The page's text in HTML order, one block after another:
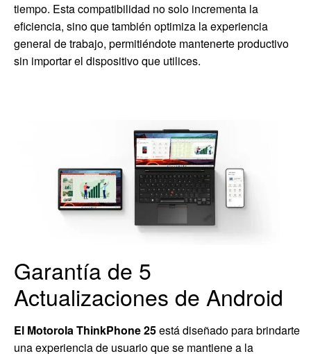
tiempo. Esta compatibilidad no solo incrementa la
eficiencia, sino que también optimiza la experiencia
general de trabajo, permitiéndote mantenerte productivo
sin importar el dispositivo que utilices.
Garantía de 5
Actualizaciones de Android
El Motorola ThinkPhone 25está diseñado para brindarte
una experiencia de usuario que se mantiene a la